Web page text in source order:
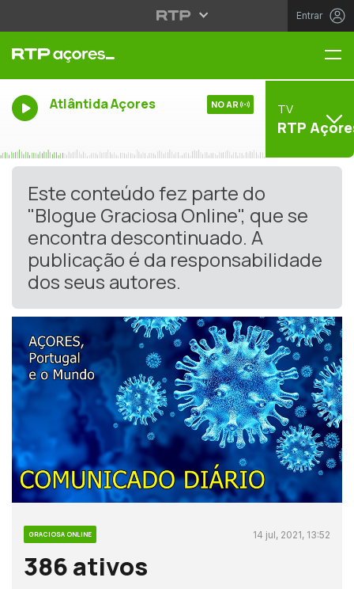
Entrar
Atlântida Açores NO AR TV
RTP
Este conteúdo fez parte do
"Blogue Graciosa Online", que se
encontra descontinuado. A
publicação é da responsabilidade
dos seus autores.
GRACIOSA ONLINE 14 jul, 2021, 13:52
386 ativos